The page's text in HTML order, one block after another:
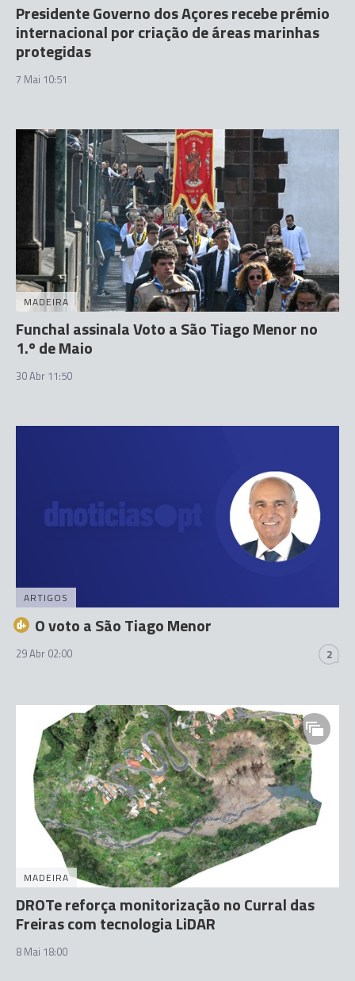
Presidente Governo dos Açores recebe prémio
internacional por criação de áreas marinhas
protegidas
7 Mai 10:51
MADEIRA
Funchal assinala Voto a São Tiago Menor no
1.º de Maio
30 Abr 11:50
ARTIGOS
O voto a São Tiago Menor
29 Abr 02:00 2
MADEIRA
DROTe reforça monitorização no Curral das
Freiras com tecnologia LiDAR
8 Mai 18:00